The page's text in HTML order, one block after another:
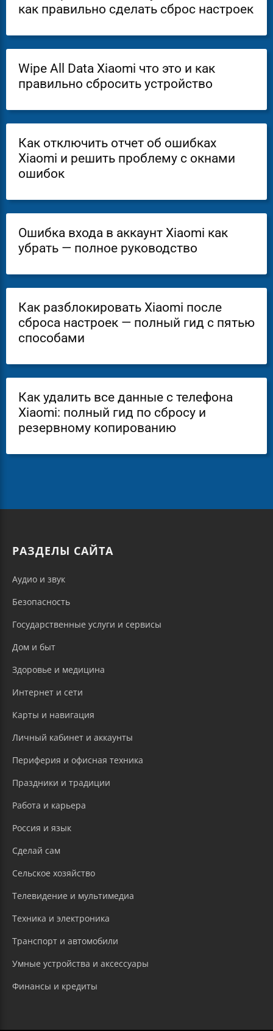
как правильно сделать сброс настроек
Wipe All Data Xiaomi что это и как
правильно сбросить устройство
Как отключить отчет об ошибках
Xiaomi и решить проблему с окнами
ошибок
Ошибка входа в аккаунт Xiaomi как
убрать — полное руководство
Как разблокировать Xiaomi после
сброса настроек — полный гид с пятью
способами
Как удалить все данные с телефона
Xiaomi: полный гид по сбросу и
резервному копированию
РАЗДЕЛЫ САЙТА
Аудио и звук
Безопасность
Государственные услуги и сервисы
Дом и быт
Здоровье и медицина
Интернет и сети
Карты и навигация
Личный кабинет и аккаунты
Периферия и офисная техника
Праздники и традиции
Работа и карьера
Россия и язык
Сделай сам
Сельское хозяйство
Телевидение и мультимедиа
Техника и электроника
Транспорт и автомобили
Умные устройства и аксессуары
Финансы и кредиты